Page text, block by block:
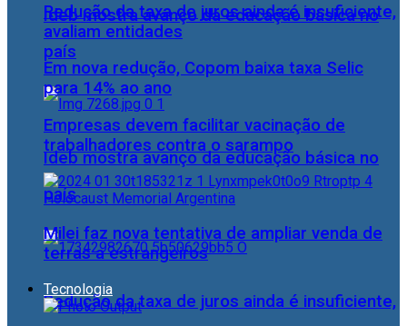
Ideb mostra avanço da educação básica no
país
Ideb mostra avanço da educação básica no
país
Redução da taxa de juros ainda é insuficiente,
Redução da taxa de juros ainda é insuficiente,
avaliam entidades
Em nova redução, Copom baixa taxa Selic
para 14% ao ano
Empresas devem facilitar vacinação de
trabalhadores contra o sarampo
Milei faz nova tentativa de ampliar venda de
terras a estrangeiros
Tecnologia